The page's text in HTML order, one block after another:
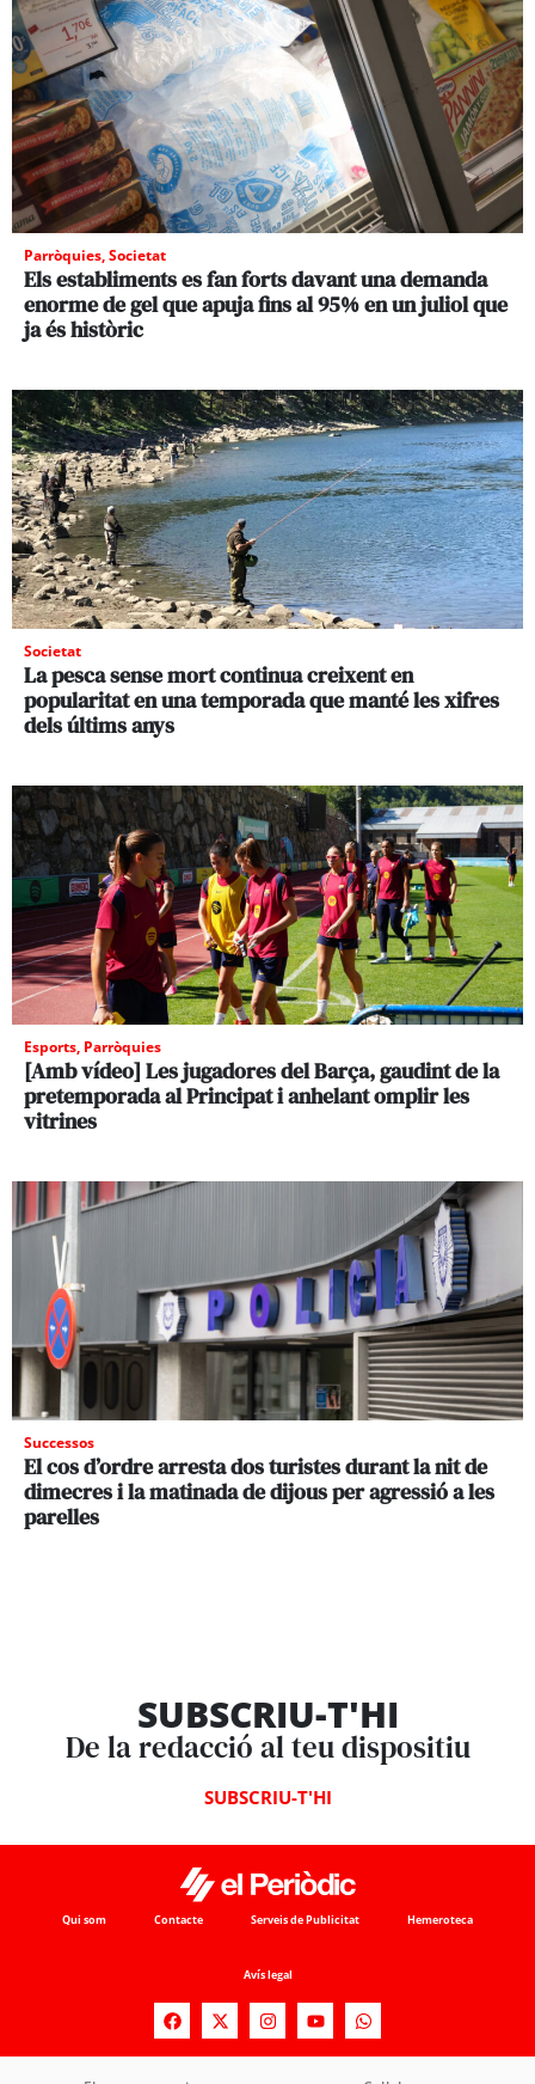
Parròquies,Societat
Els establiments es fan forts davant una demanda
enorme de gel que apuja fins al 95% en un juliol que
ja és històric
Societat
La pesca sense mort continua creixent en
popularitat en una temporada que manté les xifres
dels últims anys
Esports, Parròquies
[Amb vídeo] Les jugadores del Barça, gaudint de la
pretemporada al Principat i anhelant omplir les
vitrines
Successos
El cos d’ordre arresta dos turistes durant la nit de
dimecres i la matinada de dijous per agressió a les
parelles
SUBSCRIU-T'HI
De la redacció al teu dispositiu
SUBSCRIU-T'HI
Qui som Contacte Serveis de Publicitat Hemeroteca
Avís legal